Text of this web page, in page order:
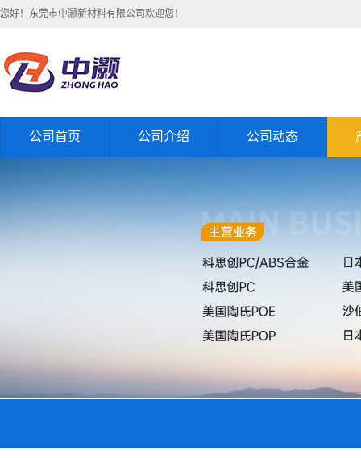
您好！东莞市中灏新材料有限公司欢迎您！
公司首页 公司介绍 公司动态